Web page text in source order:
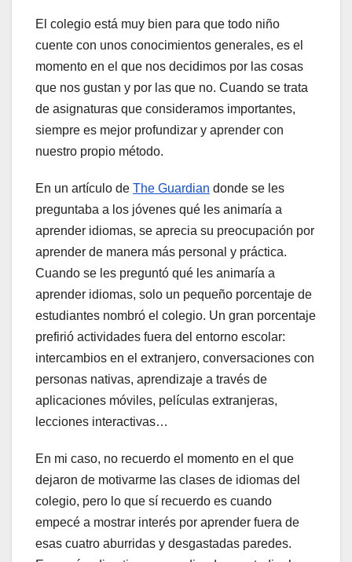
El colegio está muy bien para que todo niño
cuente con unos conocimientos generales, es el
momento en el que nos decidimos por las cosas
que nos gustan y por las que no. Cuando se trata
de asignaturas que consideramos importantes,
siempre es mejor profundizar y aprender con
nuestro propio método.
En un artículo de The Guardian donde se les
preguntaba a los jóvenes qué les animaría a
aprender idiomas, se aprecia su preocupación por
aprender de manera más personal y práctica.
Cuando se les preguntó qué les animaría a
aprender idiomas, solo un pequeño porcentaje de
estudiantes nombró el colegio. Un gran porcentaje
prefirió actividades fuera del entorno escolar:
intercambios en el extranjero, conversaciones con
personas nativas, aprendizaje a través de
aplicaciones móviles, películas extranjeras,
lecciones interactivas…
En mi caso, no recuerdo el momento en el que
dejaron de motivarme las clases de idiomas del
colegio, pero lo que sí recuerdo es cuando
empecé a mostrar interés por aprender fuera de
esas cuatro aburridas y desgastadas paredes.